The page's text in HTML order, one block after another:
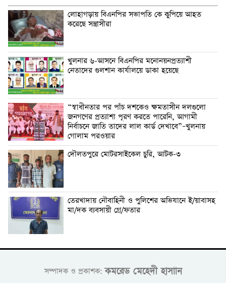
লোহাগড়ায় বিএনপির সভাপতি কে কুপিয়ে আহত
করেছে সন্ত্রাসীরা
খুলনার ৬-আসনে বিএনপির মনোনয়নপ্রত্যাশী
নেতাদের গুলশান কার্যালয়ে ডাকা হয়েছে
“স্বাধীনতার পর পাঁচ দশকেও ক্ষমতাসীন দলগুলো
জনগণের প্রত্যাশা পূরণ করতে পারেনি, আগামী
নির্বাচনে জাতি তাদের লাল কার্ড দেখাবে”–খুলনায়
গোলাম পরওয়ার
দৌলতপুরে মোটরসাইকেল চুরি, আটক-৩
তেরখাদায় নৌবাহিনী ও পুলিশের অভিযানে ই/য়াবাসহ
মা/দক ব্যবসায়ী গ্রে/ফতার
সম্পাদক ও প্রকাশক:কমরেড মেহেদী হাসাান